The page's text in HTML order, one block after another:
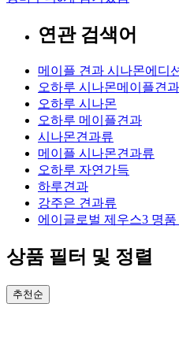
연관 검색어
메이플 견과 시나몬에디
오하루 시나몬메이플견과
오하루 시나몬
오하루 메이플견과
시나몬견과류
메이플 시나몬견과류
오하루 자연가득
하루견과
강주은 견과류
에이글로벌 제우스3 명
상품 필터 및 정렬
추천순